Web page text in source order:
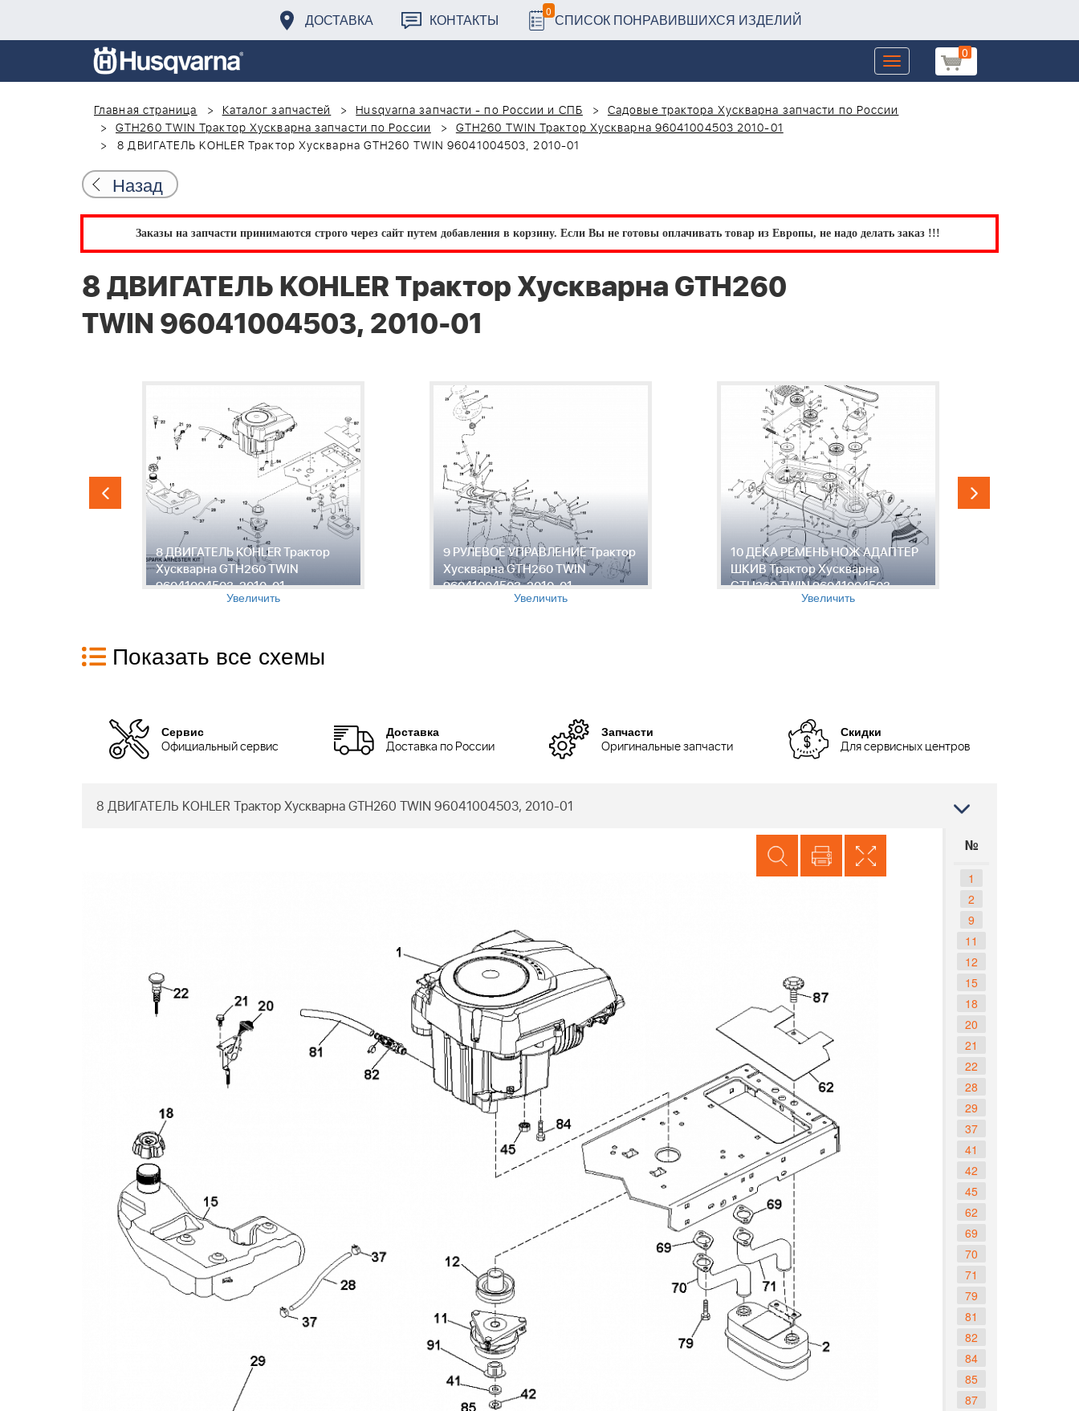
ДОСТАВКА КОНТАКТЫ 0 СПИСОК ПОНРАВИВШИХСЯ ИЗДЕЛИЙ
0
Toggle
navigation
Главная страница
Каталог запчастей Husqvarna запчасти - по России и СПБ
Садовые трактора Хускварна запчасти по России
GTH260 TWIN Трактор Хускварна запчасти по России
GTH260 TWIN Трактор Хускварна 96041004503 2010-01
8 ДВИГАТЕЛЬ KOHLER Трактор Хускварна GTH260 TWIN 96041004503, 2010-01
Назад
Заказы на запчасти принимаются строго через сайт путем добавления в корзину. Если Вы не готовы оплачивать товар из Европы, не надо делать заказ !!!
8 ДВИГАТЕЛЬ KOHLER Трактор Хускварна GTH260
TWIN 96041004503, 2010-01
8 ДВИГАТЕЛЬ KOHLER Трактор
Хускварна GTH260 TWIN
96041004503, 2010-01
Увеличить
9 РУЛЕВОЕ УПРАВЛЕНИЕ Трактор
Хускварна GTH260 TWIN
96041004503, 2010-01
Увеличить
10 ДЕКА РЕМЕНЬ НОЖ АДАПТЕР
ШКИВ Трактор Хускварна
GTH260 TWIN 96041004503,
Увеличить
Показать все схемы
Сервис
Официальный сервис
Доставка
Доставка по России
Запчасти
Оригинальные запчасти
Скидки
Для сервисных центров
8 ДВИГАТЕЛЬ KOHLER Трактор Хускварна GTH260 TWIN 96041004503, 2010-01
№
1
2
9
11
12
15
18
20
21
22
28
29
37
41
42
45
62
69
70
71
79
81
82
84
85
87